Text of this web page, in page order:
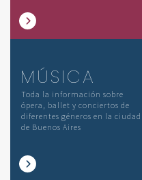
MÚSICA
Toda la información sobre
ópera, ballet y conciertos de
diferentes géneros en la ciudad
de Buenos Aires